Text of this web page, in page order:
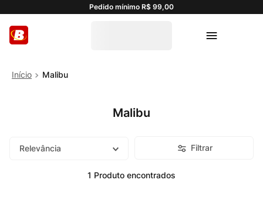
Pedido mínimo R$ 99,00
Malibu
Malibu
Relevância Filtrar
1 Produto